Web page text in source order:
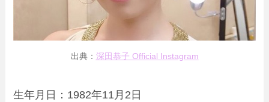
出典： 深田恭子 Official Instagram
生年月日：1982年11月2日